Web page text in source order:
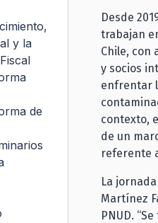
Desde
trabajan
Chile, con
y socios
enfrentar
contexto,
de un
referente
La
Martínez
PNUD.
y la
de